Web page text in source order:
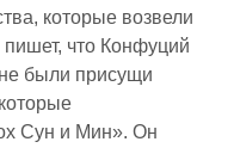
которые возвели
что Конфуций
были присущи
Сун и Мин». Он